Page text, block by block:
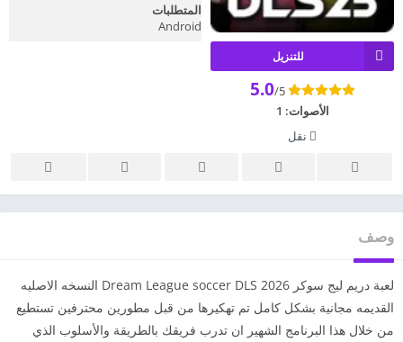
للتنزيل
5.0/5
الأصوات: 1
نقل
المتطلبات
Android
وصف
لعبة دريم ليج سوكر 2026 Dream League soccer DLS النسخه الاصليه
القديمه مجانية بشكل كامل تم تهكيرها من قبل مطورين محترفين تستطيع
من خلال هذا البرنامج الشهير ان تدرب فريقك بالطريقة والأسلوب الذي